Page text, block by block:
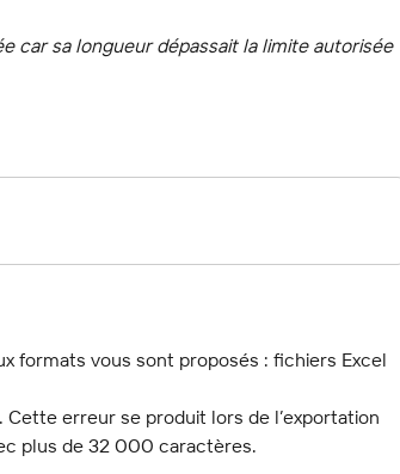
car sa longueur dépassait la limite autorisée
formats vous sont proposés : fichiers Excel
erreur se produit lors de l’exportation
plus de 32 000 caractères.